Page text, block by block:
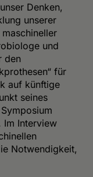
Denken,
unserer
und
den
für
auf künftige
seines
Im Interview
Notwendigkeit,